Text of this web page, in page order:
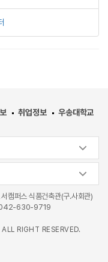
취업정보
우송대학교
캠퍼스 식품건축관(구.사회관)
042-630-9719
RIGHT RESERVED.